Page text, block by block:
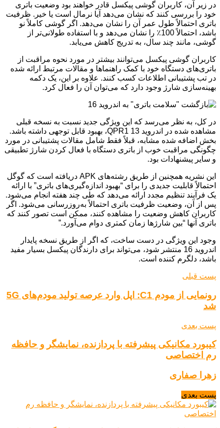
در زیر آن، کاربران گوشی پیکسل قادر خواهند بود وضعیت باتری
خود را بررسی کنند که نشان می‌دهد آیا نرمال است یا خیر. ظرفیت
باتری احتمالاً طول عمر آن را نشان می‌دهد. اگر گوشی کاملاً نو
باشد، احتمالاً 100٪ را نشان می‌دهد و با استفاده طولانی‌تر از
گوشی، مانند چند سال، به تدریج کاهش می‌یابد.
کاربران گوشی پیکسل می‌توانند بیشتر در مورد نحوه مراقبت از
باتری‌های دستگاه خود با کمک راهنماها و مقالات مرتبط ارائه شده
در تب پشتیبانی اطلاعات کسب کنند. علاوه بر این، یک دکمه
بهینه‌سازی شارژ وجود دارد که می‌توان آن را فعال کرد.
در کل، به نظر می‌رسد که این ویژگی جدید نسبت به نسخه قبلی
مشاهده شده در اندروید 13 QPR1، بهبود قابل توجهی داشته باشد.
بخش اضافه شده مشابه، قبلاً فقط شامل مقالات پشتیبانی در مورد
چگونگی مراقبت خوب از باتری دستگاه با فعال کردن شارژ تطبیقی
​​و سایر پیشنهادات بود.
این نشریه همچنین از طریق رشته‌های APK دریافته است که گوگل
احتمالاً قابلیت جدیدی را برای “بهبود اندازه‌گیری‌های باتری” با ارائه
یک فرآیند تنظیم مجدد ارائه می‌دهد که طی چند هفته انجام می‌شود.
پس از آن، وضعیت ظرفیت باتری احتمالاً به‌روزرسانی می‌شود. اگر
کاربران کاهش وضعیت را مشاهده کنند، ممکن است تصور کنند که
باتری آنها “بین شارژها زمان کمتری دوام می‌آورد.”
وجود این ویژگی در دست ساخت، که اگر از طریق نسخه پایدار
اندروید 16 منتشر شود، می‌تواند برای دارندگان پیکسل بسیار مفید
باشد، دلگرم کننده است.
پست قبلی
رونمایی از مودم C1: اپل وارد عرصه تولید مودم‌های 5G
شد
پست بعدی
کیبورد مکانیکی پیشرفته با پردازنده، نمایشگر و حافظه
رم اختصاصی
زهرا صفاری
پست بعدی